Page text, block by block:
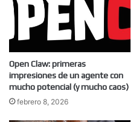
Open Claw: primeras
impresiones de un agente con
mucho potencial (y mucho caos)
febrero 8, 2026